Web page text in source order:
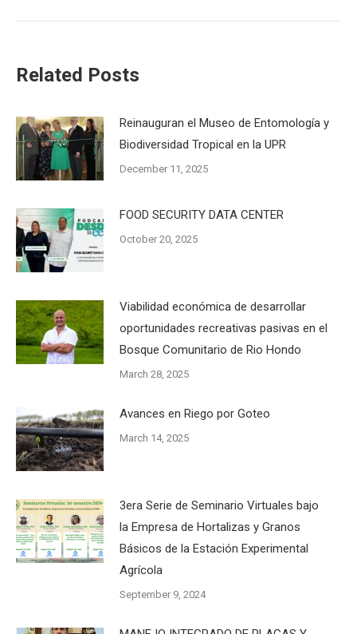
Related Posts
Reinauguran el Museo de Entomología y
Biodiversidad Tropical en la UPR
December 11, 2025
FOOD SECURITY DATA CENTER
October 20, 2025
Viabilidad económica de desarrollar
oportunidades recreativas pasivas en el
Bosque Comunitario de Rio Hondo
March 28, 2025
Avances en Riego por Goteo
March 14, 2025
3era Serie de Seminario Virtuales bajo
la Empresa de Hortalizas y Granos
Básicos de la Estación Experimental
Agrícola
September 9, 2024